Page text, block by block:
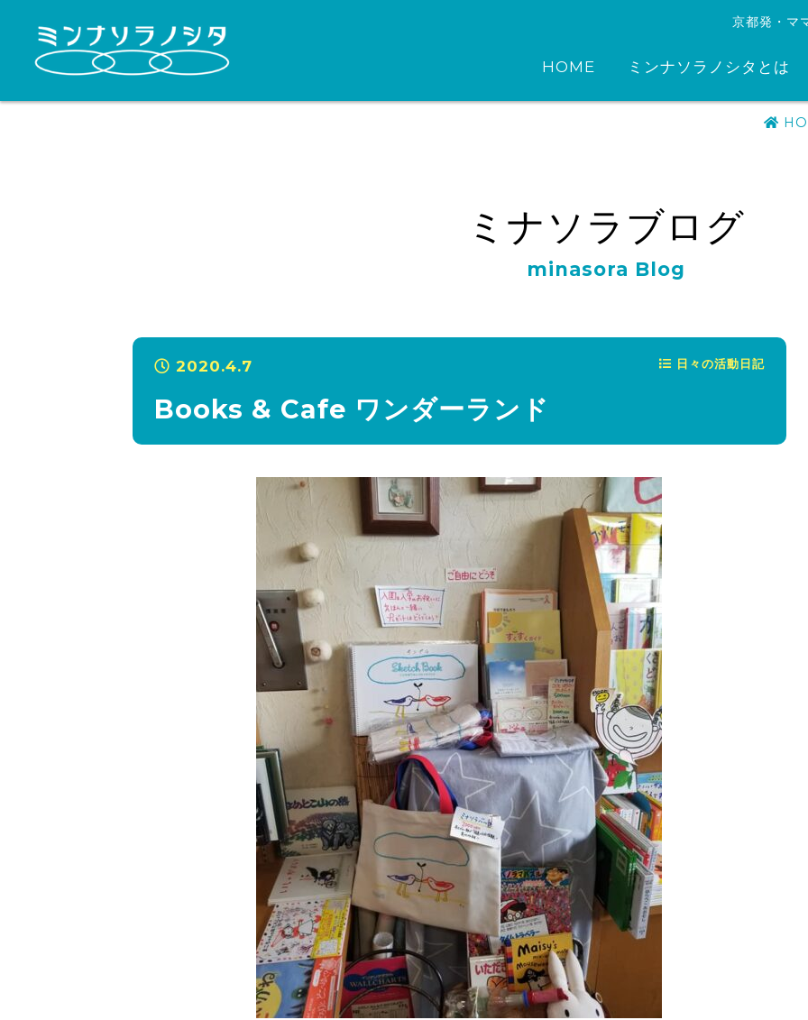
京都発・マ
HOME ミンナソラノシタとは
ミナソラブログ
minasora Blog
2020.4.7 日々の活動日記
Books & Cafe ワンダーランド